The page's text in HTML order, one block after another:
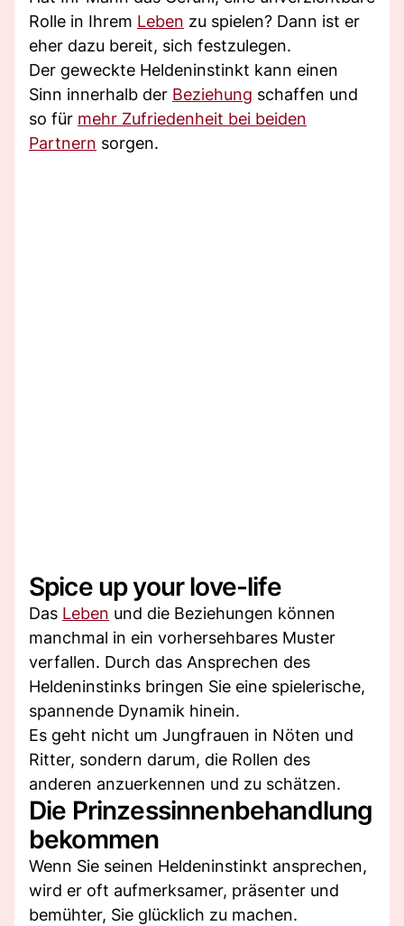
Rolle in Ihrem Leben zu spielen? Dann ist er
eher dazu bereit, sich festzulegen.
Der geweckte Heldeninstinkt kann einen
Sinn innerhalb der Beziehung schaffen und
so für mehr Zufriedenheit bei beiden
Partnern sorgen.
Spice up your love-life
Das Leben und die Beziehungen können
manchmal in ein vorhersehbares Muster
verfallen. Durch das Ansprechen des
Heldeninstinks bringen Sie eine spielerische,
spannende Dynamik hinein.
Es geht nicht um Jungfrauen in Nöten und
Ritter, sondern darum, die Rollen des
anderen anzuerkennen und zu schätzen.
Die Prinzessinnenbehandlung
bekommen
Wenn Sie seinen Heldeninstinkt ansprechen,
wird er oft aufmerksamer, präsenter und
bemühter, Sie glücklich zu machen.